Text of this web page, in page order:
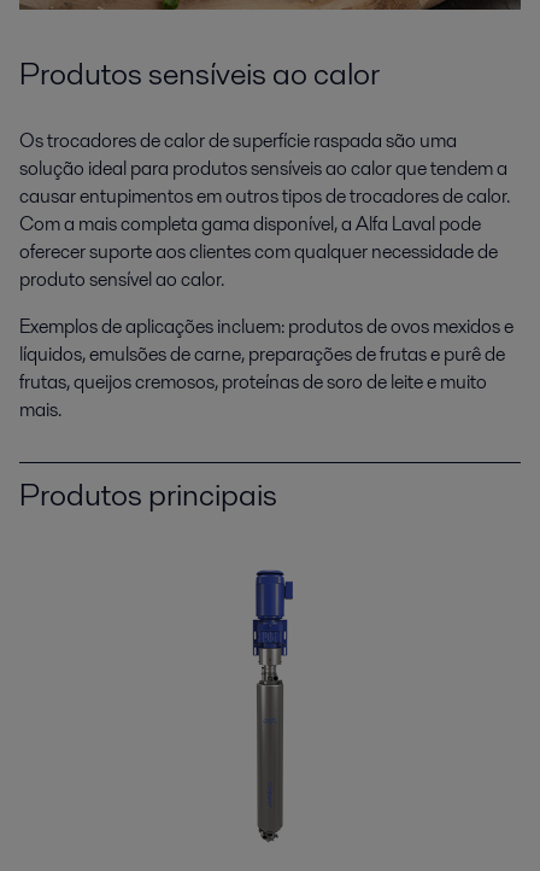
Produtos sensíveis ao calor
Os trocadores de calor de superfície raspada são uma
solução ideal para produtos sensíveis ao calor que tendem a
causar entupimentos em outros tipos de trocadores de calor.
Com a mais completa gama disponível, a Alfa Laval pode
oferecer suporte aos clientes com qualquer necessidade de
produto sensível ao calor.
Exemplos de aplicações incluem: produtos de ovos mexidos e
líquidos, emulsões de carne, preparações de frutas e purê de
frutas, queijos cremosos, proteínas de soro de leite e muito
mais.
Produtos principais